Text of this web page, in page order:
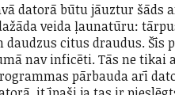
datorā būtu jāuztur šāds
veida ļaunatūru:
citus draudus. Šīs
nav inficēti. Tās ne tikai
pārbauda arī